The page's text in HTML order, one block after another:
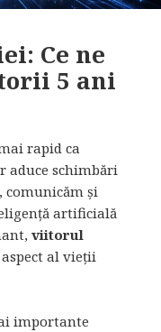
Ce ne
5 ani
rapid ca
aduce schimbări
și
artificială
viitorul
al vieții
importante